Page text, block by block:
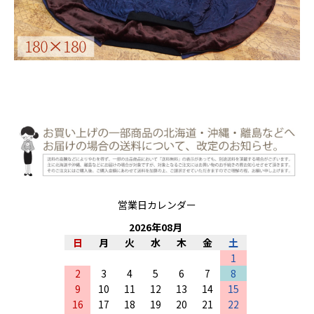
営業日カレンダー
2026年08月
日
月 火 水 木 金
土
1
2
3 4 5 6 7
8
9
10 11 12 13 14
15
16
17 18 19 20 21
22